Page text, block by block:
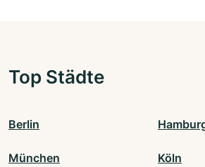
Top Städte
Berlin
München Köln